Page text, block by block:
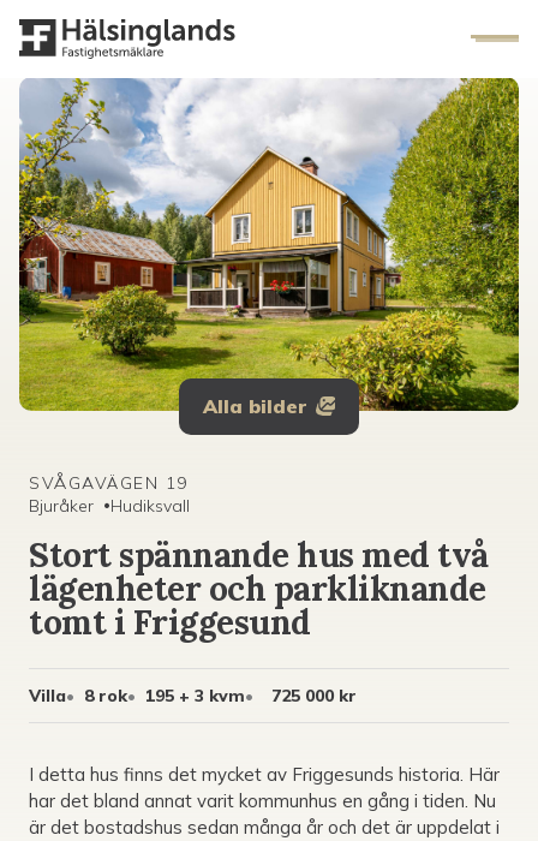
Alla bilder
SVÅGAVÄGEN 19
Bjuråker •Hudiksvall
Stort spännande hus med två
lägenheter och parkliknande
tomt i Friggesund
Villa 8 rok 195 + 3 kvm 725 000 kr
I detta hus finns det mycket av Friggesunds historia. Här
har det bland annat varit kommunhus en gång i tiden. Nu
är det bostadshus sedan många år och det är uppdelat i